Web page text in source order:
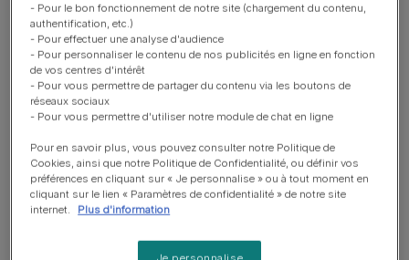
Les articles les plus consultés
Symptômes et maladies du chien
Vomissements chez le chien –
Causes et traitements lorsque
votre chien vomit
Temps de lecture : 5 min
- Pour le bon fonctionnement de notre site (chargement du contenu,
authentification, etc.)
- Pour effectuer une analyse d'audience
- Pour personnaliser le contenu de nos publicités en ligne en fonction
de vos centres d'intérêt
- Pour vous permettre de partager du contenu via les boutons de
réseaux sociaux
- Pour vous permettre d'utiliser notre module de chat en ligne
Pour en savoir plus, vous pouvez consulter notre Politique de
Cookies, ainsi que notre Politique de Confidentialité, ou définir vos
préférences en cliquant sur « Je personnalise » ou à tout moment en
cliquant sur le lien « Paramètres de confidentialité » de notre site
internet.
Plus d'information